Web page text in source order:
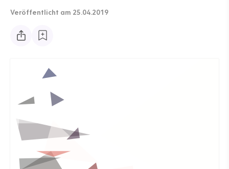
Veröffentlicht am 25.04.2019